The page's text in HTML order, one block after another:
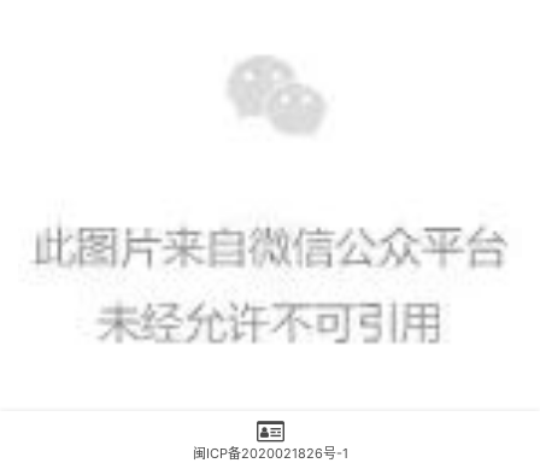
答：没有这种祈福方式。
闽ICP备2020021826号-1